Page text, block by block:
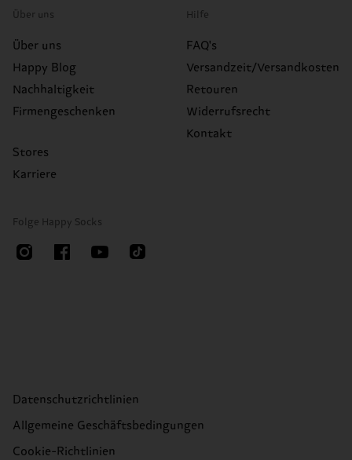
Über uns
Über uns
Happy Blog
Nachhaltigkeit
Firmengeschenken
Stores
Karriere
Hilfe
FAQ's
Versandzeit/Versandkosten
Retouren
Widerrufsrecht
Kontakt
Folge Happy Socks
Datenschutzrichtlinien
Allgemeine Geschäftsbedingungen
Cookie-Richtlinien